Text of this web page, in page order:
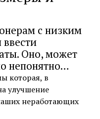
с низким
Оно, может
непонятно…
которая, в
улучшение
неработающих